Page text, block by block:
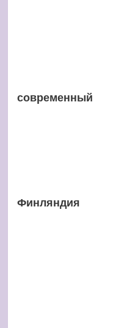
современный
Финляндия